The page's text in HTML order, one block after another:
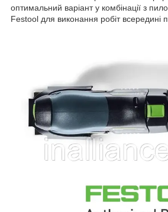
оптимальний варіант у комбінації з
Festool для виконання робіт всередині